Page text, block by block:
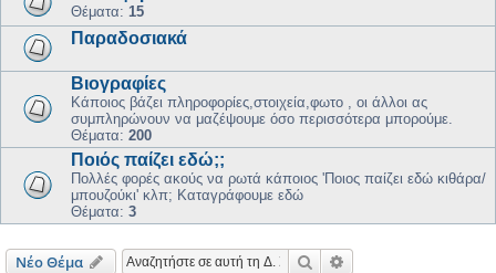
Θέματα: 15
Παραδοσιακά
Βιογραφίες
Kάποιος βάζει πληροφορίες,στοιχεία,φωτο , οι άλλοι ας
συμπληρώνουν να μαζέψουμε όσο περισσότερα μπορούμε.
Θέματα: 200
Ποιός παίζει εδώ;;
Πολλές φορές ακούς να ρωτά κάποιος 'Ποιος παίζει εδώ κιθάρα/
μπουζούκι' κλπ; Καταγράφουμε εδώ
Θέματα: 3
Νέο Θέμα Αναζήτηση